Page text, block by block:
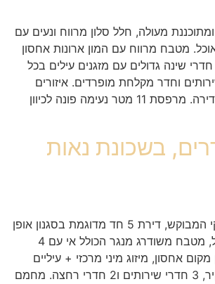
ומתוכננת מעולה, חלל סלון מרווח ונעים עם
מטבח מרווח עם המון ארונות אחסון
שינה גדולים עם מזגנים עילים בכל
וחדר מקלחת מופרדים. איזורים
מוגדרים לכל חלק בדירה. מרפסת 11 מטר נעימה פונה לכיוון
5 חדרים, בשכונת נאות
בפרויקט פרשקובסקי המבוקש, דירת 5 חד מדוגמת בסגנון אופן
ספייס חלל סלון גדול, מטבח משודרג מנגר הכולל אי עם 4
אחסון, מיזוג מיני מרכזי + עיליים
בחדרים + ארונות קיר, 3 חדרי שירותים ו2 חדרי רחצה. מחמם